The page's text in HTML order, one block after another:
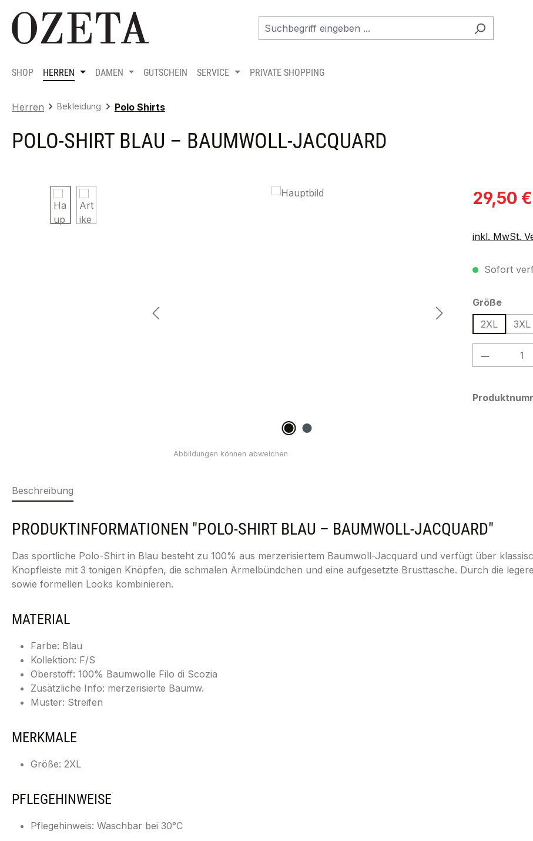
Hauptinhalt springen
Zur Suche springen
Zur Hauptnavigation springen
SHOP HERREN DAMEN GUTSCHEIN SERVICE PRIVATE SHOPPING
Herren Bekleidung Polo Shirts
POLO-SHIRT BLAU – BAUMWOLL-JACQUARD
Bildergalerie überspringen Verkaufspreis:
29,50 €
inkl. MwSt.
Sofort
Größe
2XL
3XL
Beschreibung
PRODUKTINFORMATIONEN "POLO-SHIRT BLAU – BAUMWOLL-JACQUARD"
Das sportliche Polo-Shirt in Blau besteht zu 100% aus merzerisiertem Baumwoll-Jacquard und verfügt über
Knopfleiste mit 3 tonigen Knöpfen, die schmalen Ärmelbündchen und eine aufgesetzte Brusttasche. Durch die
sowie formellen Looks kombinieren.
MATERIAL
Farbe: Blau
Kollektion: F/S
Oberstoff: 100% Baumwolle Filo di Scozia
Zusätzliche Info: merzerisierte Baumw.
Muster: Streifen
MERKMALE
Größe: 2XL
PFLEGEHINWEISE
Pflegehinweis: Waschbar bei 30°C